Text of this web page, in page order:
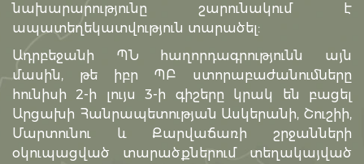
նախարարությունը շարունակում է
ապատեղեկատվություն տարածել:
Ադրբեջանի ՊՆ հաղորդագրությունն այն
մասին, թե իբր ՊԲ ստորաբաժանումները
հունիսի 2-ի լույս 3-ի գիշերը կրակ են բացել
Արցախի Հանրապետության Ասկերանի, Շուշիի,
Մարտունու և Քարվաճառի շրջանների
օկուպացված տարածքներում տեղակայված